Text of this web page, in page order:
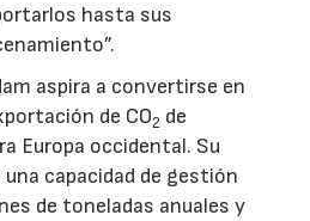
hasta sus
aspira a convertirse en
de CO2 de
Europa occidental. Su
capacidad de gestión
de toneladas anuales y